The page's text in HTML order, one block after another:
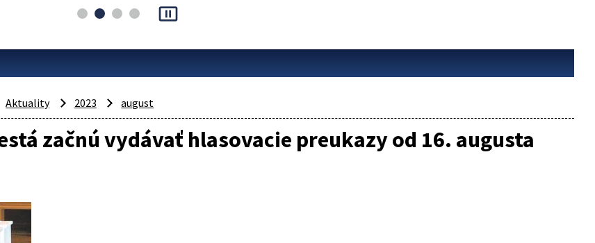
pause_presentation
Aktuality 2023 august
začnú vydávať hlasovacie preukazy od 16. augusta